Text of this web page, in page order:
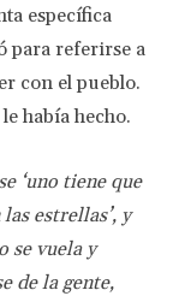
específica
para referirse a
con el pueblo.
había hecho.
‘uno tiene que
estrellas’, y
se vuela y
de la gente,